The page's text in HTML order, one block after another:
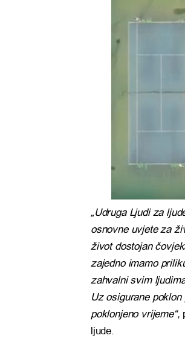
„Udruga Ljudi za
osnovne uvjete za
život dostojan
zajedno imamo
zahvalni svim
Uz osigurane
poklonjeno vrijeme“,
ljude.